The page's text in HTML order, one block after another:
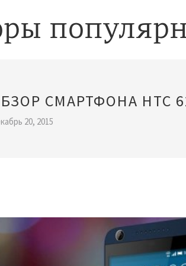
СМАРТФОНА HTC
20, 2015